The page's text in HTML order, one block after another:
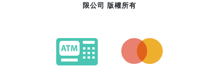
限公司 版權所有